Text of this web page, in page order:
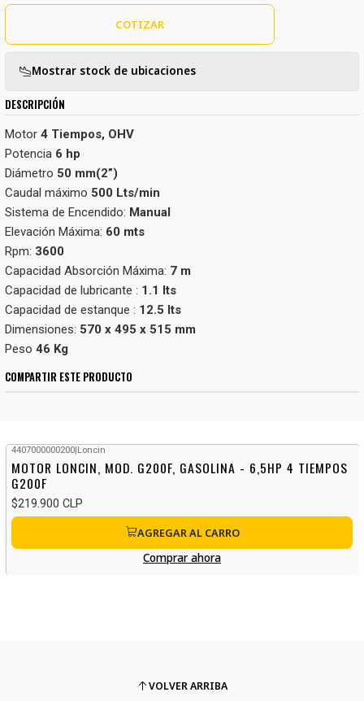
COTIZAR
Mostrar stock de ubicaciones
DESCRIPCIÓN
Motor 4 Tiempos, OHV
Potencia 6 hp
Diámetro 50 mm(2”)
Caudal máximo 500 Lts/min
Sistema de Encendido: Manual
Elevación Máxima: 60 mts
Rpm: 3600
Capacidad Absorción Máxima: 7 m
Capacidad de lubricante : 1.1 lts
Capacidad de estanque : 12.5 lts
Dimensiones: 570 x 495 x 515 mm
Peso 46 Kg
COMPARTIR ESTE PRODUCTO
4407000000200|Loncin
MOTOR LONCIN, MOD. G200F, GASOLINA - 6,5HP 4 TIEMPOS
G200F
$219.900 CLP
AGREGAR AL CARRO
Comprar ahora
VOLVER ARRIBA